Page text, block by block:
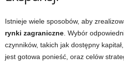
Istnieje wiele sposobów, aby
rynki zagraniczne . Wybór
czynników, takich jak dostępny
jest gotowa ponieść, oraz celów